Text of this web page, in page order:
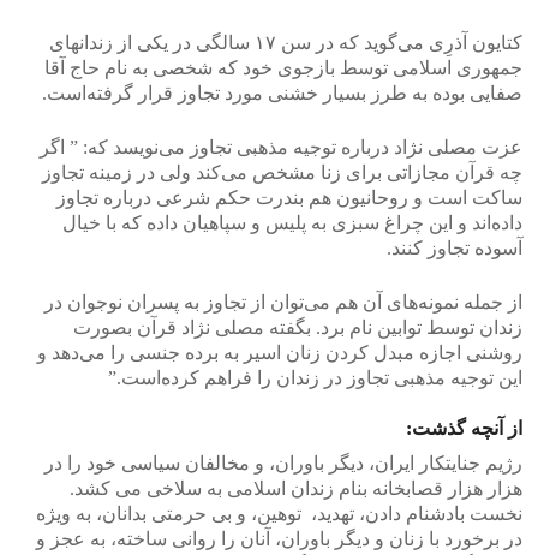
کتایون آذرِی می‌گوید که در سن ۱۷ سالگی در یکی از زندانهای
جمهوری اسلامی توسط بازجوی خود که شخصی به نام حاج آقا
صفایی بوده به طرز بسیار خشنی مورد تجاوز قرار گرفته‌است.
عزت مصلی نژاد درباره توجیه مذهبی تجاوز می‌نویسد که: ” اگر
چه قرآن مجازاتی برای زنا مشخص می‌کند ولی در زمینه تجاوز
ساکت است و روحانیون هم بندرت حکم شرعی درباره تجاوز
داده‌اند و این چراغ سبزی به پلیس و سپاهیان داده که با خیال
آسوده تجاوز کنند.
از جمله نمونه‌های آن هم می‌توان از تجاوز به پسران نوجوان در
زندان توسط توابین نام برد. بگفته مصلی نژاد قرآن بصورت
روشنی اجازه مبدل کردن زنان اسیر به برده جنسی را می‌دهد و
این توجیه مذهبی تجاوز در زندان را فراهم کرده‌است.”
از آنچه گذشت:
رژیم جنایتکار ایران، دیگر باوران، و مخالفان سیاسی خود را در
هزار هزار قصابخانه بنام زندان اسلامی به سلاخی می کشد.
نخست بادشنام دادن، تهدید، توهین، و بی حرمتی بدانان، به ویژه
در برخورد با زنان و دیگر باوران، آنان را روانی ساخته، به عجز و